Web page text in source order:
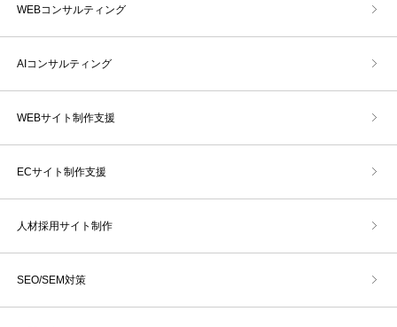
WEBコンサルティング
AIコンサルティング
WEBサイト制作支援
ECサイト制作支援
人材採用サイト制作
SEO/SEM対策